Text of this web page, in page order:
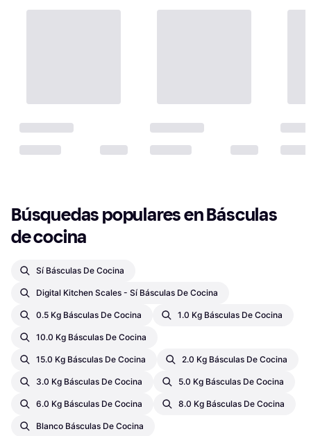
Búsquedas populares en Básculas
de cocina
Sí Básculas De Cocina
Digital Kitchen Scales - Sí Básculas De Cocina
0.5 Kg Básculas De Cocina 1.0 Kg Básculas De Cocina
10.0 Kg Básculas De Cocina
15.0 Kg Básculas De Cocina 2.0 Kg Básculas De Cocina
3.0 Kg Básculas De Cocina 5.0 Kg Básculas De Cocina
6.0 Kg Básculas De Cocina 8.0 Kg Básculas De Cocina
Blanco Básculas De Cocina